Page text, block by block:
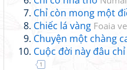
Chỉ còn mong một
Chiếc lá vàng Foaia
Chuyện một chàng
Cuộc đời này đâu
1